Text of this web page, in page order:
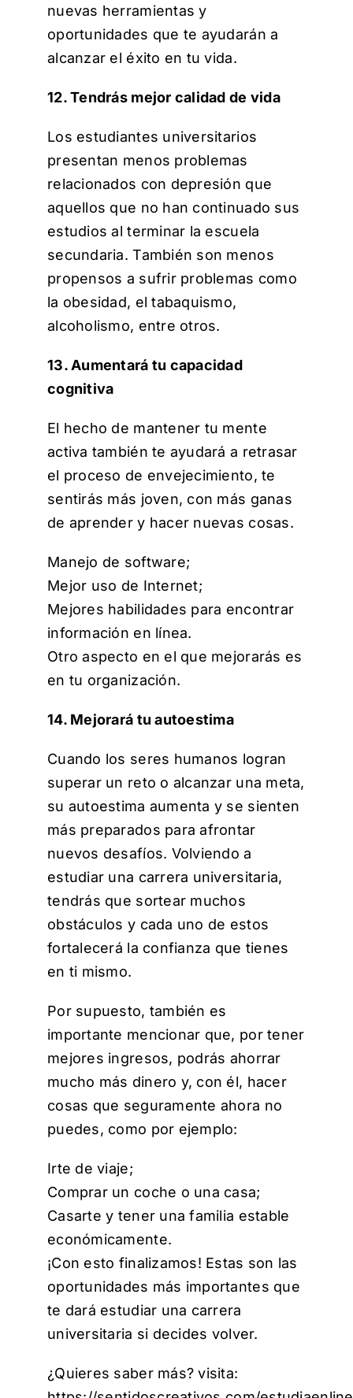
nuevas herramientas y
oportunidades que te ayudarán a
alcanzar el éxito en tu vida.
12. Tendrás mejor calidad de vida
Los estudiantes universitarios
presentan menos problemas
relacionados con depresión que
aquellos que no han continuado sus
estudios al terminar la escuela
secundaria. También son menos
propensos a sufrir problemas como
la obesidad, el tabaquismo,
alcoholismo, entre otros.
13. Aumentará tu capacidad
cognitiva
El hecho de mantener tu mente
activa también te ayudará a retrasar
el proceso de envejecimiento, te
sentirás más joven, con más ganas
de aprender y hacer nuevas cosas.
Manejo de software;
Mejor uso de Internet;
Mejores habilidades para encontrar
información en línea.
Otro aspecto en el que mejorarás es
en tu organización.
14. Mejorará tu autoestima
Cuando los seres humanos logran
superar un reto o alcanzar una meta,
su autoestima aumenta y se sienten
más preparados para afrontar
nuevos desafíos. Volviendo a
estudiar una carrera universitaria,
tendrás que sortear muchos
obstáculos y cada uno de estos
fortalecerá la confianza que tienes
en ti mismo.
Por supuesto, también es
importante mencionar que, por tener
mejores ingresos, podrás ahorrar
mucho más dinero y, con él, hacer
cosas que seguramente ahora no
puedes, como por ejemplo:
Irte de viaje;
Comprar un coche o una casa;
Casarte y tener una familia estable
económicamente.
¡Con esto finalizamos! Estas son las
oportunidades más importantes que
te dará estudiar una carrera
universitaria si decides volver.
¿Quieres saber más? visita: